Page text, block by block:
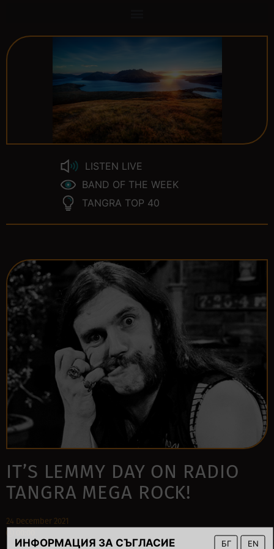
ИНФОРМАЦИЯ ЗА СЪГЛАСИЕ БГ EN
LISTEN LIVE
BAND OF THE WEEK
TANGRA TOP 40
IT’S LEMMY DAY ON RADIO
TANGRA MEGA ROCK!
24 December 2021